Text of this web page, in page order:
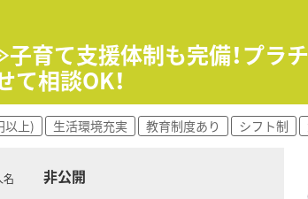
スキルアップを支援！
方が目指す社会人像に合わせた学ぶ環境が充
携し、がん･高齢者医療など最新の知識修得
った講座を選択できる通信教育も用意！
育て支援体制も完備！プラ
相談OK！
以上) 生活環境充実 教育制度あり シフト制
名 非公開